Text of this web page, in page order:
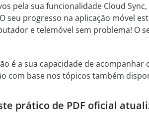
pela sua funcionalidade Cloud
seu progresso na aplicação móvel
e telemóvel sem problema! O
é a sua capacidade de
com base nos tópicos também
prático de PDF oficial